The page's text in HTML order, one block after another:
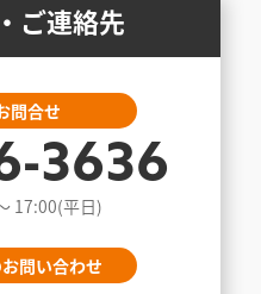
ご連絡先
問合せ
3636
17:00(平日)
問い合わせ